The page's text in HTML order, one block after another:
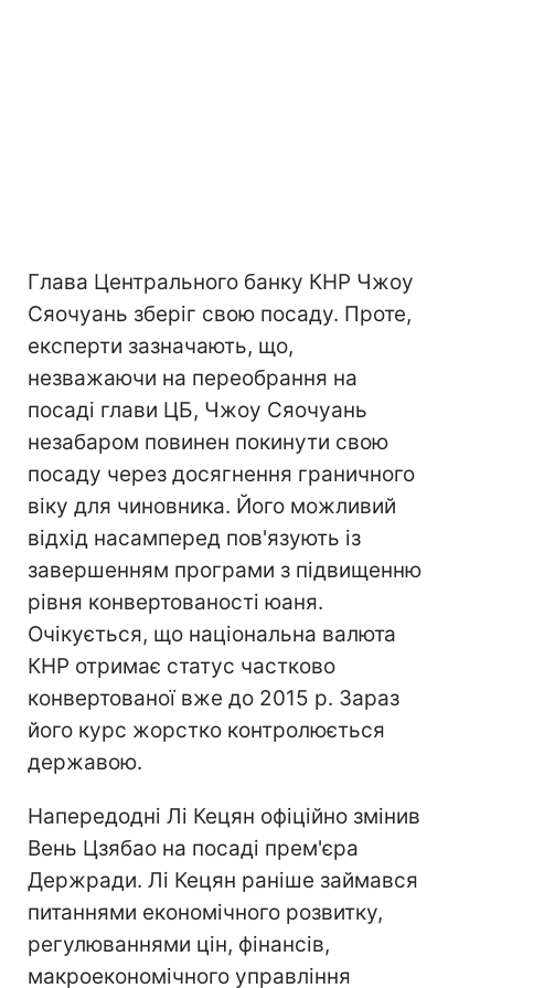
Глава Центрального банку КНР Чжоу
Сяочуань зберіг свою посаду. Проте,
експерти зазначають, що,
незважаючи на переобрання на
посаді глави ЦБ, Чжоу Сяочуань
незабаром повинен покинути свою
посаду через досягнення граничного
віку для чиновника. Його можливий
відхід насамперед пов'язують із
завершенням програми з підвищенню
рівня конвертованості юаня.
Очікується, що національна валюта
КНР отримає статус частково
конвертованої вже до 2015 р. Зараз
його курс жорстко контролюється
державою.
Напередодні Лі Кецян офіційно змінив
Вень Цзябао на посаді прем'єра
Держради. Лі Кецян раніше займався
питаннями економічного розвитку,
регулюваннями цін, фінансів,
макроекономічного управління